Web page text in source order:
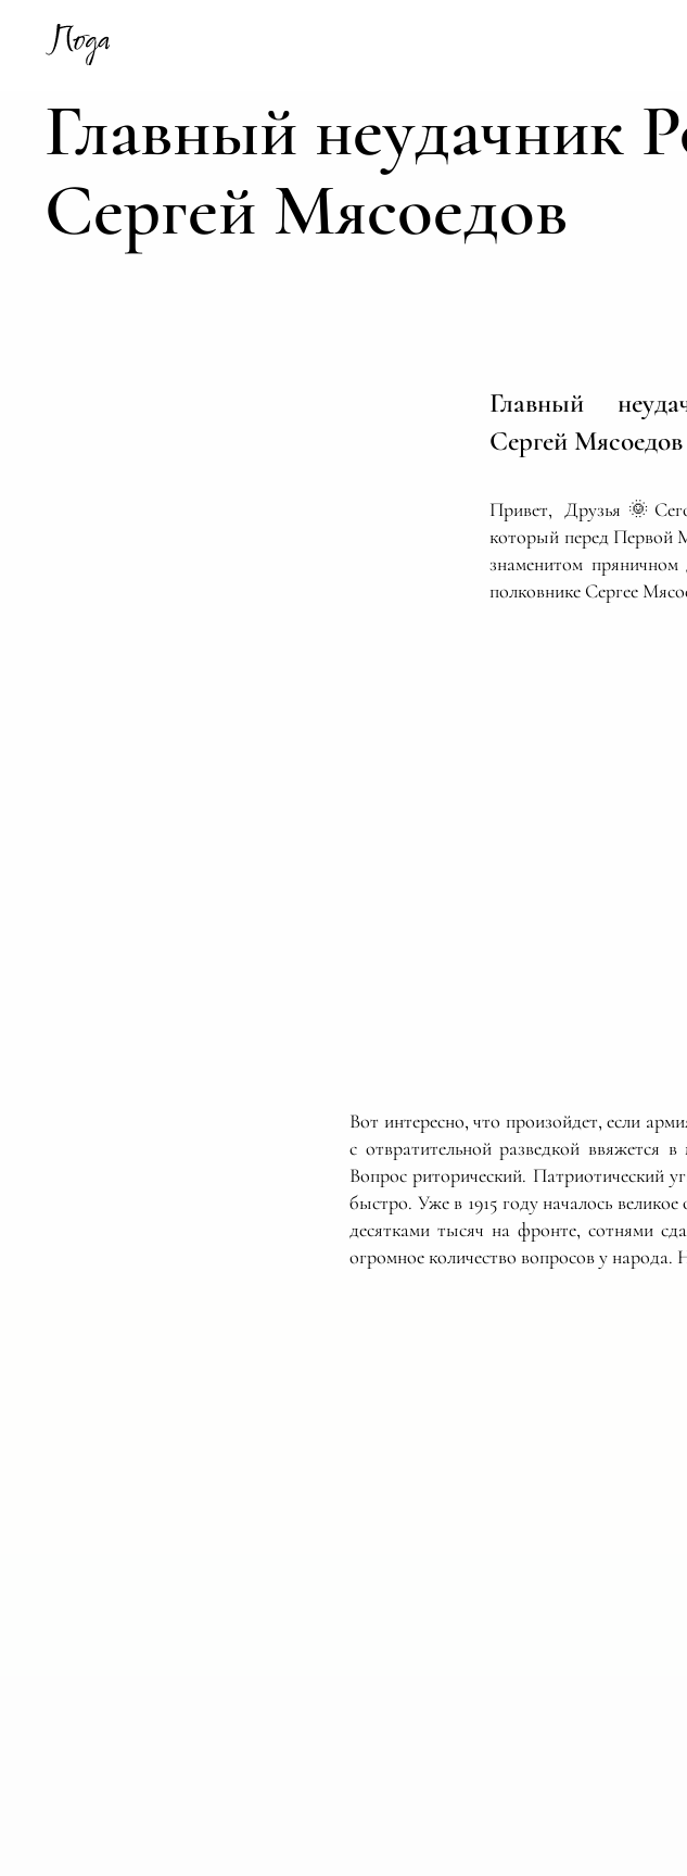
Главный неудачник
Сергей Мясоедов
Главный
Сергей Мясоедов
Привет,
который перед Первой
знаменитом
полковнике Сергее
Вот интересно, что произойдет, если
с отвратительной разведкой ввяжется
Вопрос риторический. Патриотический
быстро. Уже в 1915 году началось
десятками тысяч на фронте, сотнями
огромное количество вопросов у народа.